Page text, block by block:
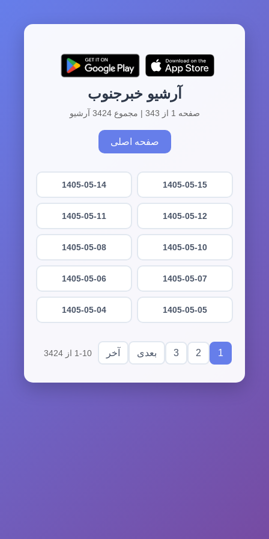
آرشیو خبرجنوب
صفحه 1 از 343 | مجموع 3424 آرشیو
صفحه اصلی
1405-05-15
1405-05-14
1405-05-12
1405-05-11
1405-05-10
1405-05-08
1405-05-07
1405-05-06
1405-05-05
1405-05-04
1
2
3 بعدی آخر 1-10 از 3424